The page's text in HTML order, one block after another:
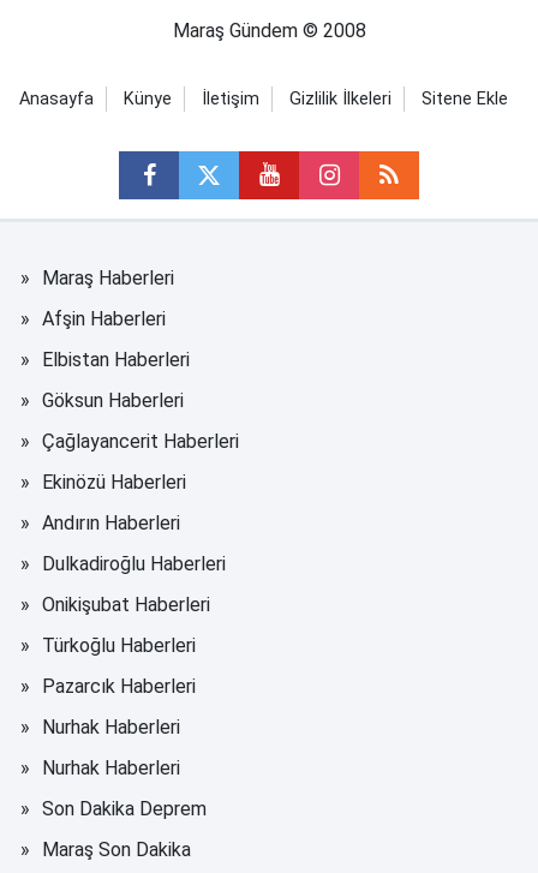
Maraş Gündem © 2008
Anasayfa Künye İletişim Gizlilik İlkeleri Sitene Ekle
Maraş Haberleri
Afşin Haberleri
Elbistan Haberleri
Göksun Haberleri
Çağlayancerit Haberleri
Ekinözü Haberleri
Andırın Haberleri
Dulkadiroğlu Haberleri
Onikişubat Haberleri
Türkoğlu Haberleri
Pazarcık Haberleri
Nurhak Haberleri
Nurhak Haberleri
Son Dakika Deprem
Maraş Son Dakika